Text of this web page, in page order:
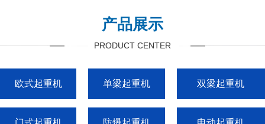
产品展示
PRODUCT CENTER
欧式起重机 单梁起重机 双梁起重机